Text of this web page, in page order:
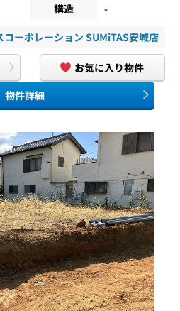
構造 -
コーポレーション SUMiTAS安城店
お気に入り物件
物件詳細